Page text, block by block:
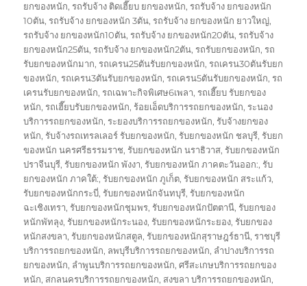
ยกของหนัก,รถรับจ้าง ติดเฮี๊ยบ ยกของหนัก,รถรับจ้าง ยกของหนัก
10ตัน,รถรับจ้าง ยกของหนัก 3ตัน,รถรับจ้าง ยกของหนัก ยาวใหญ่,
รถรับจ้าง ยกของหนัก10ตัน,รถรับจ้าง ยกของหนัก20ตัน,รถรับจ้าง
ยกของหนัก25ตัน,รถรับจ้าง ยกของหนัก2ตัน,รถรับยกของหนัก,รถ
รับยกของหนักมาก,รถเครน25ตันรับยกของหนัก,รถเครน30ตันรับยก
ของหนัก,รถเครน3ตันรับยกของหนัก,รถเครน5ตันรับยกของหนัก,รถ
เครนรับยกของหนัก,รถเฉพาะกิจพิเศษ6เพลา,รถเฮี๊ยบ รับยกของ
หนัก,รถเฮี๊ยบรับยกของหนัก,ร้อยเอ็ดบริการรถยกของหนัก,ระนอง
บริการรถยกของหนัก,ระยองบริการรถยกของหนัก,รับจ้างยกของ
หนัก,รับจ้างรถเทรลเลอร์ รับยกของหนัก,รับยกของหนัก ชลบุรี,รับยก
ของหนัก นครศรีธรรมราช,รับยกของหนัก นราธิวาส,รับยกของหนัก
ปราจีนบุรี,รับยกของหนัก พังงา,รับยกของหนัก ภาคตะวันออก:,รับ
ยกของหนัก ภาคใต้:,รับยกของหนัก ภูเก็ต,รับยกของหนัก สระแก้ว,
รับยกของหนักกระบี่,รับยกของหนักจันทบุรี,รับยกของหนัก
ฉะเชิงเทรา,รับยกของหนักชุมพร,รับยกของหนักปัตตานี,รับยกของ
หนักพัทลุง,รับยกของหนักระนอง,รับยกของหนักระยอง,รับยกของ
หนักสงขลา,รับยกของหนักสตูล,รับยกของหนักสุราษฎร์ธานี,ราชบุรี
บริการรถยกของหนัก, ลพบุรีบริการรถยกของหนัก, ลำปางบริการรถ
ยกของหนัก, ลำพูนบริการรถยกของหนัก,ศรีสะเกษบริการรถยกของ
หนัก, สกลนครบริการรถยกของหนัก, สงขลา บริการรถยกของหนัก,